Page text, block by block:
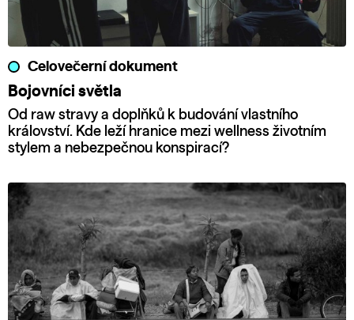
Celovečerní dokument
Bojovníci světla
Od raw stravy a doplňků k budování vlastního
království. Kde leží hranice mezi wellness životním
stylem a nebezpečnou konspirací?